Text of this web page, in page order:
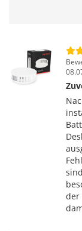
der